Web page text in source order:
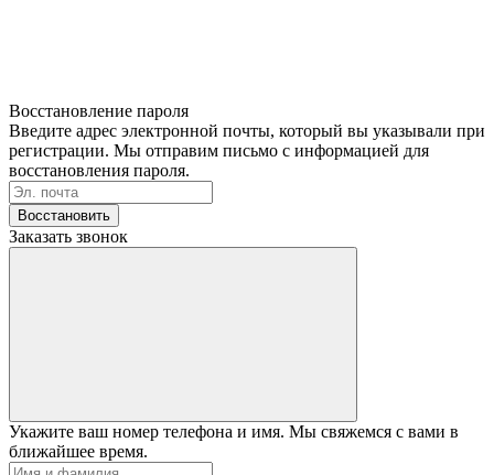
Восстановление пароля
Введите адрес электронной почты, который вы указывали при
регистрации. Мы отправим письмо с информацией для
восстановления пароля.
Восстановить
Заказать звонок
Укажите ваш номер телефона и имя. Мы свяжемся с вами в
ближайшее время.